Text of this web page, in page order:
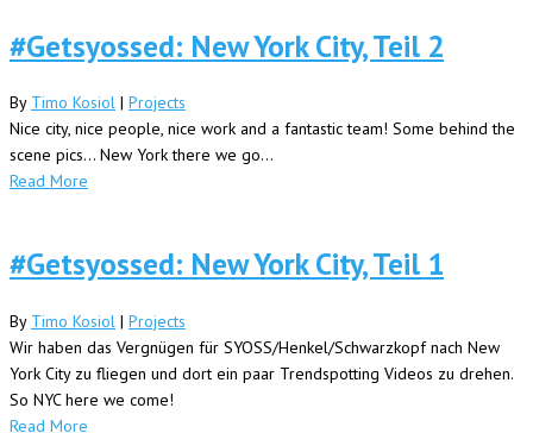
#Getsyossed: New York City, Teil 2
By Timo Kosiol | Projects
Nice city, nice people, nice work and a fantastic team! Some behind the
scene pics... New York there we go...
Read More
#Getsyossed: New York City, Teil 1
By Timo Kosiol | Projects
Wir haben das Vergnügen für SYOSS/Henkel/Schwarzkopf nach New
York City zu fliegen und dort ein paar Trendspotting Videos zu drehen.
So NYC here we come!
Read More